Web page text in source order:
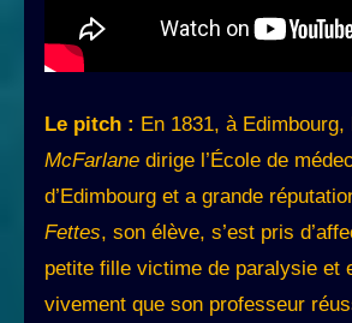
Le pitch : En 1831, à Edimbourg,
McFarlane dirige l’École de
d’Edimbourg et a grande
Fettes, son élève, s’est pris
petite fille victime de paralysie et
vivement que son professeur